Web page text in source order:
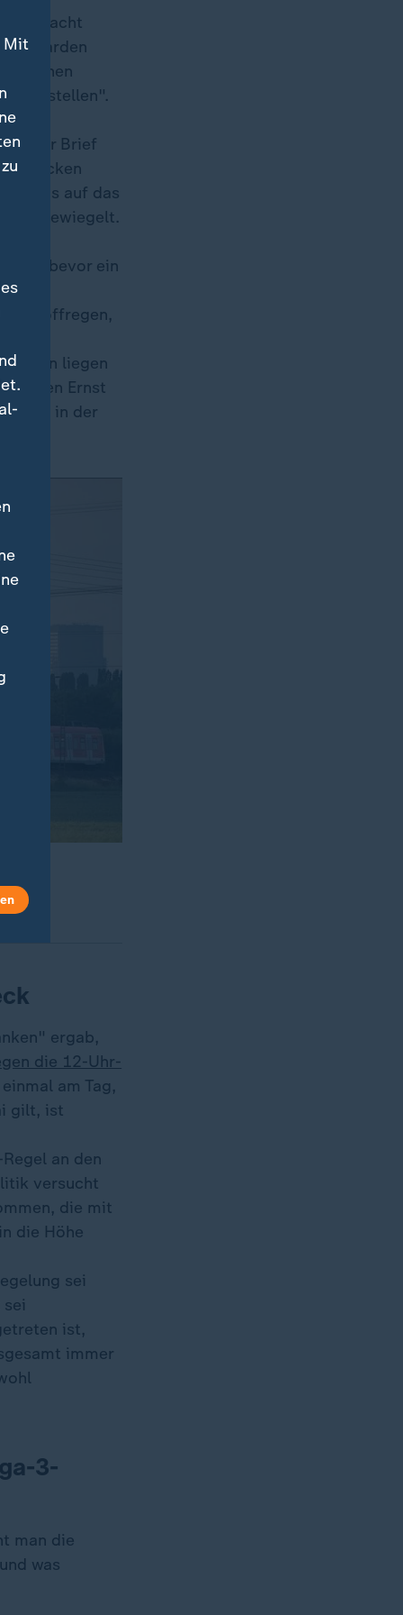
macht
Milliarden
einen
per Brief
Strecken
auf das
abgewiegelt.
bevor ein
Stoffregen,
liegen
er den Ernst
drohe in der
ergab,
die 12-Uhr-
am Tag,
gilt, ist
an den
versucht
die mit
die Höhe
sei
ist,
immer
3-
man die
was
Mit